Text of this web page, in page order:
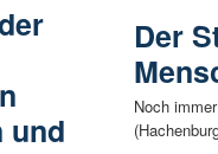
und
Der
Noch